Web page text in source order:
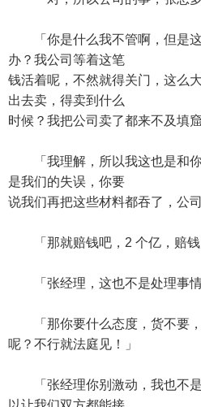
「你是什么我不管啊，但是这
办？我公司等着这笔
钱活着呢，不然就得关门，这么
出去卖，得卖到什么
时候？我把公司卖了都来不及填窟
「我理解，所以我这也是和你
是我们的失误，你要
说我们再把这些材料都吞了，公
「那就赔钱吧，2 个亿，赔钱
「张经理，这也不是处理事情
「那你要什么态度，货不要，
呢？不行就法庭见！」
「张经理你别激动，我也不是